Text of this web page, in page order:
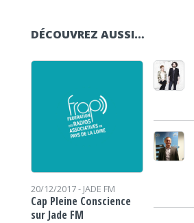
DÉCOUVREZ AUSSI…
20/12/2017 - JADE FM
Cap Pleine Conscience
sur Jade FM